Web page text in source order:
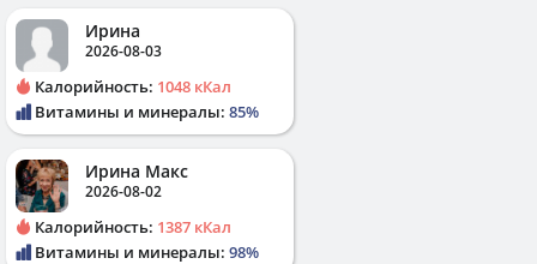
Ирина
2026-08-03
Калорийность: 1048 кКал
Витамины и минералы: 85%
Ирина Макс
2026-08-02
Калорийность: 1387 кКал
Витамины и минералы: 98%